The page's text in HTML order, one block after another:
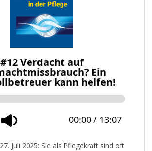
Juli 2025: Sie als Pflegekraft sind oft